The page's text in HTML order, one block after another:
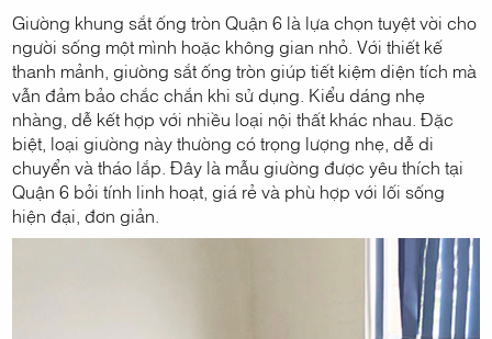
Giường khung sắt ống tròn Quận 6 là lựa chọn tuyệt vời cho
người sống một mình hoặc không gian nhỏ. Với thiết kế
thanh mảnh, giường sắt ống tròn giúp tiết kiệm diện tích mà
vẫn đảm bảo chắc chắn khi sử dụng. Kiểu dáng nhẹ
nhàng, dễ kết hợp với nhiều loại nội thất khác nhau. Đặc
biệt, loại giường này thường có trọng lượng nhẹ, dễ di
chuyển và tháo lắp. Đây là mẫu giường được yêu thích tại
Quận 6 bởi tính linh hoạt, giá rẻ và phù hợp với lối sống
hiện đại, đơn giản.